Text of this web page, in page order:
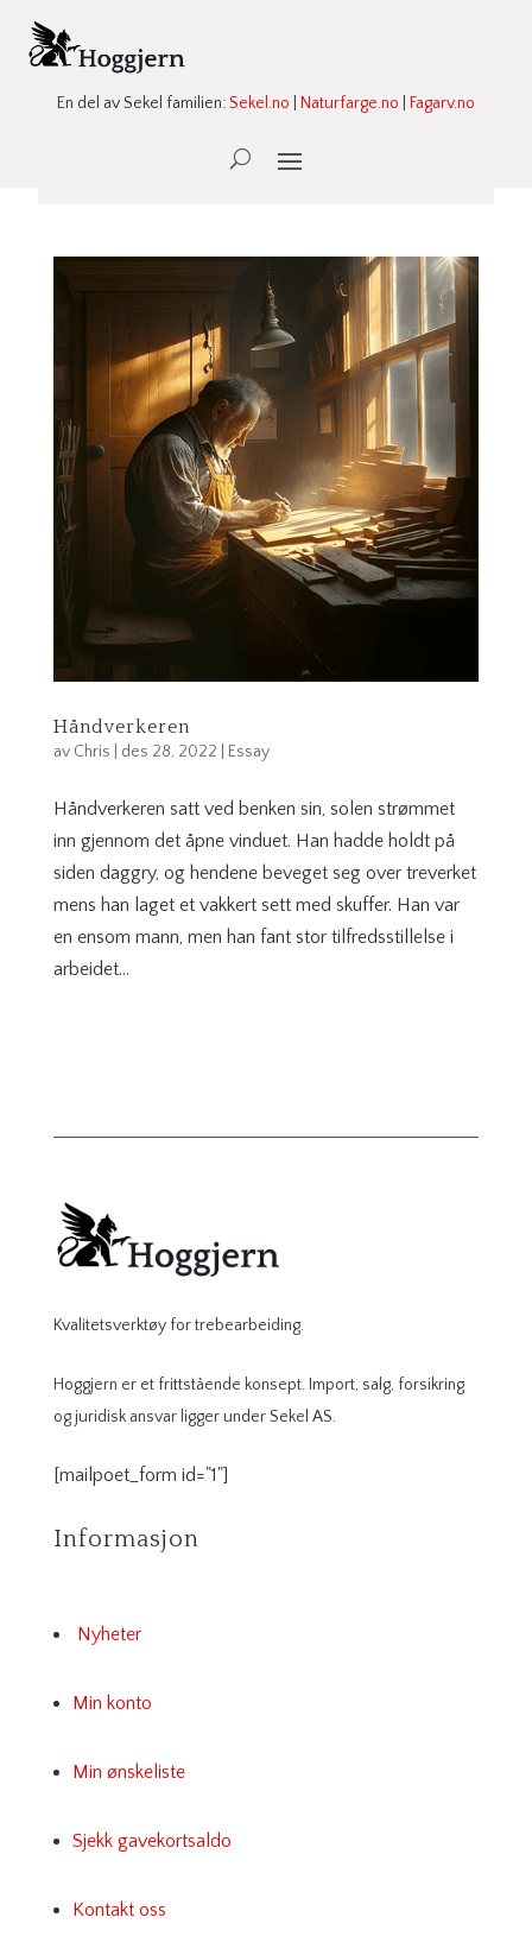
En del av Sekel familien:Sekel.no Naturfarge.no Fagarv.no
Ønskeliste -
Håndverkeren
av Chris des 28, 2022 Essay
Håndverkeren satt ved benken sin, solen strømmet
inn gjennom det åpne vinduet. Han hadde holdt på
siden daggry, og hendene beveget seg over treverket
mens han laget et vakkert sett med skuffer. Han var
en ensom mann, men han fant stor tilfredsstillelse i
arbeidet...
Kvalitetsverktøy for trebearbeiding.
Hoggjern er et frittstående konsept. Import, salg, forsikring
og juridisk ansvar ligger under Sekel AS.
[mailpoet_form id="1"]
Informasjon
Nyheter
Min konto
Min ønskeliste
Sjekk gavekortsaldo
Kontakt oss